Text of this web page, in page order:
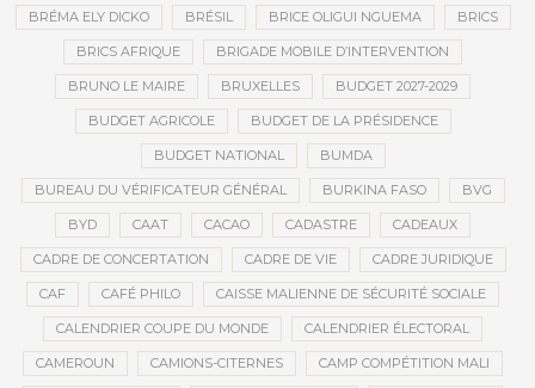
BRÉMA ELY DICKO BRÉSIL BRICE OLIGUI NGUEMA BRICS
BRICS AFRIQUE BRIGADE MOBILE D’INTERVENTION
BRUNO LE MAIRE BRUXELLES BUDGET 2027-2029
BUDGET AGRICOLE BUDGET DE LA PRÉSIDENCE
BUDGET NATIONAL BUMDA
BUREAU DU VÉRIFICATEUR GÉNÉRAL BURKINA FASO BVG
BYD CAAT CACAO CADASTRE CADEAUX
CADRE DE CONCERTATION CADRE DE VIE CADRE JURIDIQUE
CAF CAFÉ PHILO CAISSE MALIENNE DE SÉCURITÉ SOCIALE
CALENDRIER COUPE DU MONDE CALENDRIER ÉLECTORAL
CAMEROUN CAMIONS-CITERNES CAMP COMPÉTITION MALI